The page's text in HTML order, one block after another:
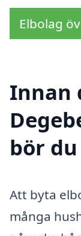
Elbolag
Innan
bör
Att byta
många